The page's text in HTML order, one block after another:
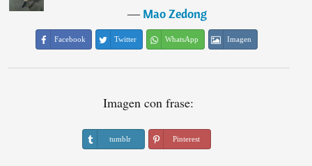
―Mao Zedong
Facebook Twitter WhatsApp Imagen
Imagen con frase:
tumblr Pinterest